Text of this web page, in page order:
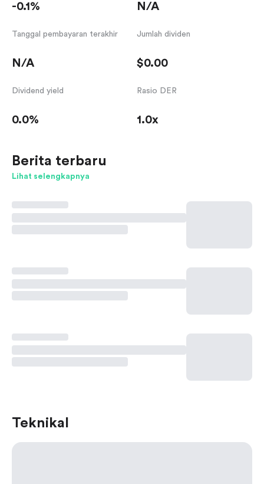
-0.1% N/A
Tanggal pembayaran terakhir
N/A
Jumlah dividen
$0.00
Dividend yield
0.0%
Rasio DER
1.0x
Berita terbaru
Lihat selengkapnya
Teknikal